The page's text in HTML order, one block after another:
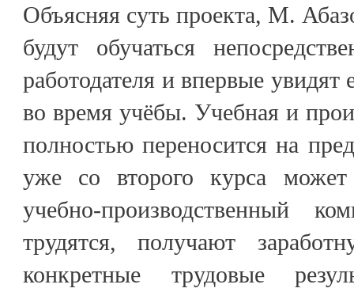
Объясняя суть проекта, М.
будут обучаться
работодателя и впервые увидят
во время учёбы. Учебная и
полностью переносится на
уже со второго курса
учебно-производственный
трудятся, получают
конкретные трудовые